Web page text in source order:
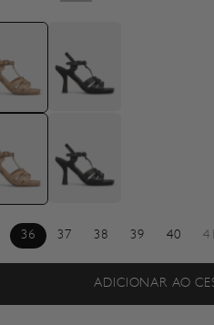
36 37 38 39 40 41
ADICIONAR AO